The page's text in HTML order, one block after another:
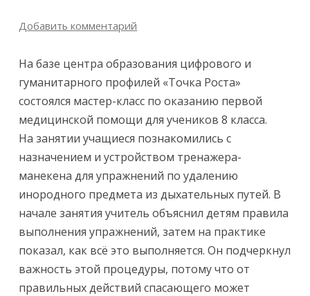
Добавить комментарий
На базе центра образования цифрового и
гуманитарного профилей «Точка Роста»
состоялся мастер-класс по оказанию первой
медицинской помощи для учеников 8 класса.
На занятии учащиеся познакомились с
назначением и устройством тренажера-
манекена для упражнений по удалению
инородного предмета из дыхательных путей. В
начале занятия учитель объяснил детям правила
выполнения упражнений, затем на практике
показал, как всё это выполняется. Он подчеркнул
важность этой процедуры, потому что от
правильных действий спасающего может